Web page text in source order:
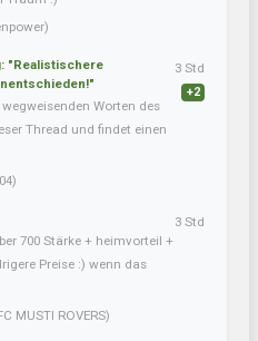
"Realistischere
Worten des
Thread und findet einen
3 Std
+2
700 Stärke + heimvorteil +
Preise :) wenn das
MUSTI ROVERS)
3 Std